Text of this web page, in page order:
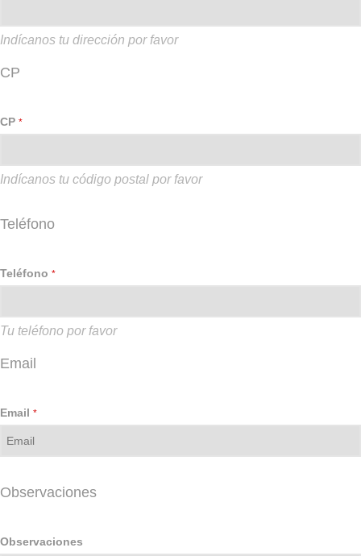
Indícanos tu dirección por favor
CP
CP *
Indícanos tu código postal por favor
Teléfono
Teléfono *
Tu teléfono por favor
Email
Email *
Observaciones
Observaciones